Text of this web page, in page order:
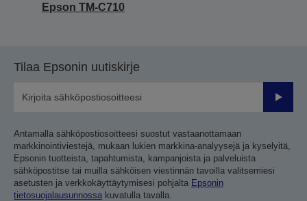
Epson TM-C710
Tilaa Epsonin uutiskirje
Lähetä
Antamalla sähköpostiosoitteesi suostut vastaanottamaan
markkinointiviestejä, mukaan lukien markkina-analyysejä ja kyselyitä,
Epsonin tuotteista, tapahtumista, kampanjoista ja palveluista
sähköpostitse tai muilla sähköisen viestinnän tavoilla valitsemiesi
asetusten ja verkkokäyttäytymisesi pohjalta Epsonin
tietosuojalausunnossa kuvatulla tavalla.